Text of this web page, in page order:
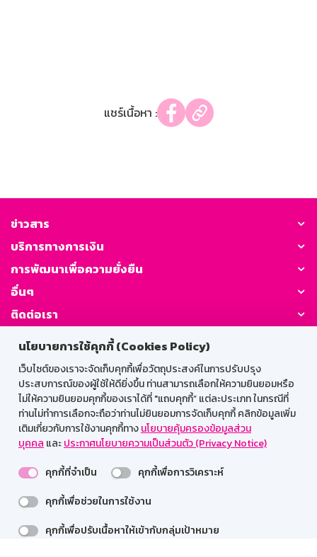
นโยบายการใช้คุกกี้ (Cookies Policy)
เว็บไซต์ของเราจะจัดเก็บคุกกี้เพื่อวัตถุประสงค์ในการปรับปรุง
ประสบการณ์ของผู้ใช้ให้ดียิ่งขึ้น ท่านสามารถเลือกให้ความยินยอมหรือ
ไม่ให้ความยินยอมคุกกี้ของเราได้ที่ "แถบคุกกี้” แต่ละประเภท ในกรณีที่
ท่านไม่ทำการเลือกจะถือว่าท่านไม่ยินยอมการจัดเก็บคุกกี้ คลิกข้อมูลเพิ่ม
เติมเกี่ยวกับการใช้งานคุกกี้ทางนโยบายคุ้มครองข้อมูลส่วน
บุคคล และประกาศนโยบายความเป็นส่วนตัว (Privacy Notice)
คุกกี้ที่จำเป็น
คุกกี้เพื่อการวิเคราะห์
คุกกี้เพื่อช่วยในการใช้งาน
คุกกี้เพื่อปรับเนื้อหาให้เข้ากับกลุ่มเป้าหมาย
แชร์เนื้อหา :
ข่าวสาร
บริการทางการเงิน
การพัฒนาเพื่อความยั่งยืน
อื่นๆ
ติดต่อเรา
GSB Society:
สำหรับพนักงาน
Web HR
GSB Wisdom
M-Search
เข้าสู่ระบบเน็ตเมล
รองรับการใช้งานได้ดีบนเว็บบราวเซอร์